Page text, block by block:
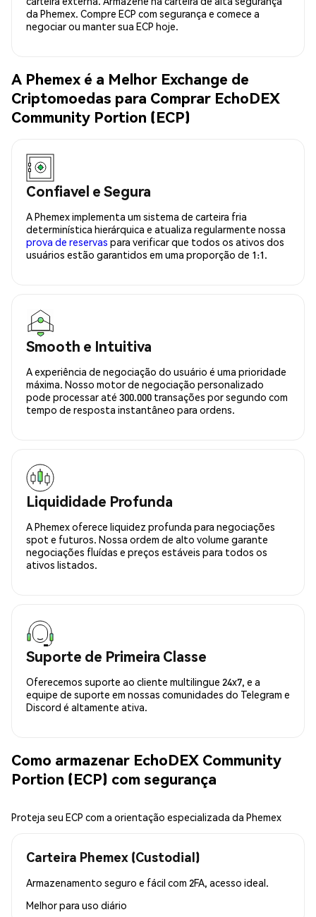
da Phemex. Compre ECP com segurança e comece a
negociar ou manter sua ECP hoje.
A Phemex é a Melhor Exchange de
Criptomoedas para Comprar EchoDEX
Community Portion (ECP)
Confiavel e Segura
A Phemex implementa um sistema de carteira fria
determinística hierárquica e atualiza regularmente nossa
prova de reservas para verificar que todos os ativos dos
usuários estão garantidos em uma proporção de 1:1.
Smooth e Intuitiva
A experiência de negociação do usuário é uma prioridade
máxima. Nosso motor de negociação personalizado
pode processar até 300.000 transações por segundo com
tempo de resposta instantâneo para ordens.
Liquididade Profunda
A Phemex oferece liquidez profunda para negociações
spot e futuros. Nossa ordem de alto volume garante
negociações fluídas e preços estáveis para todos os
ativos listados.
Suporte de Primeira Classe
Oferecemos suporte ao cliente multilingue 24x7, e a
equipe de suporte em nossas comunidades do Telegram e
Discord é altamente ativa.
Como armazenar EchoDEX Community
Portion (ECP) com segurança
Proteja seu ECP com a orientação especializada da Phemex
Carteira Phemex (Custodial)
Armazenamento seguro e fácil com 2FA, acesso ideal.
Melhor para uso diário